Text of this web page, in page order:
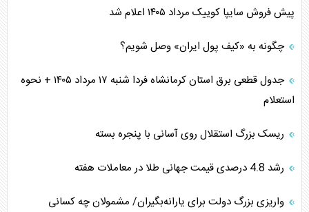
پیش فروش سایپا کوییک مرداد ۱۴۰۵ اعلام شد
چگونه به «کیف پول ایران» وصل شویم؟
جدول قطعی برق استان کرمانشاه فردا شنبه ۱۷ مرداد ۱۴۰۵ + نحوه
استعلام
ریسک بزرگ استقلال روی آسانی با پنجره بسته
رشد 4.8 درصدی قیمت جهانی طلا در معاملات هفته
واریزی بزرگ دولت برای یارانه‌بگیران/ مشمولان چه کسانی